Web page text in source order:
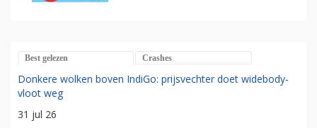
Best gelezen Crashes
Donkere wolken boven IndiGo: prijsvechter doet widebody-
vloot weg
31 jul 26